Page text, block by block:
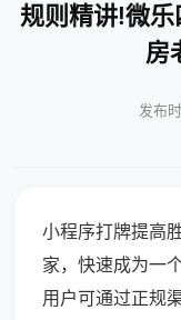
规则精讲!微
房
发布
小程序打牌提高
家，快速成为一
用户可通过正规